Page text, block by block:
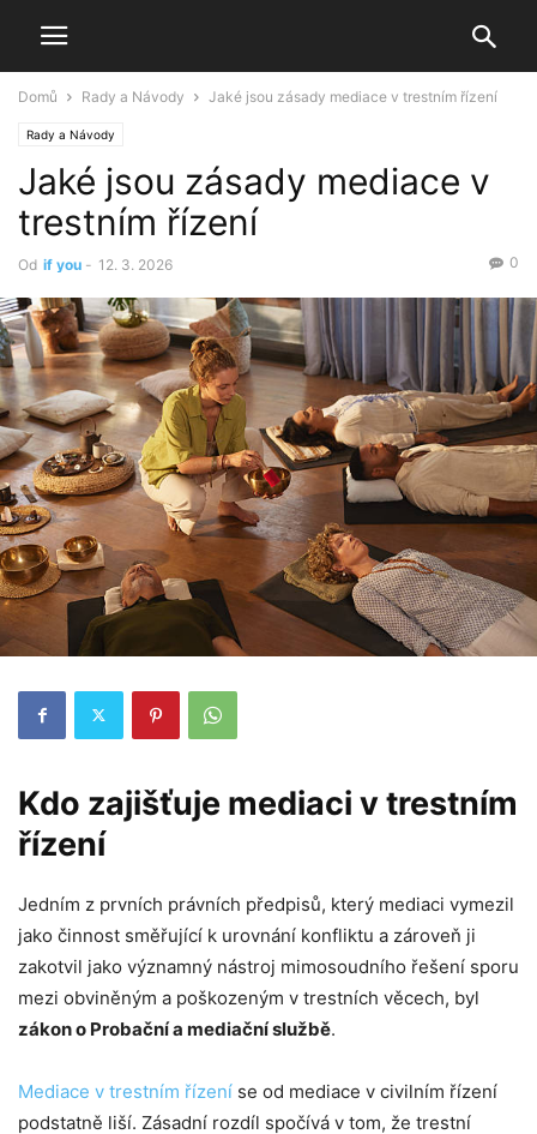
Domů Rady a Návody Jaké jsou zásady mediace v trestním řízení
Rady a Návody
Jaké jsou zásady mediace v
trestním řízení
Od if you - 12. 3. 2026 0
Kdo zajišťuje mediaci v trestním
řízení
Jedním z prvních právních předpisů, který mediaci vymezil
jako činnost směřující k urovnání konfliktu a zároveň ji
zakotvil jako významný nástroj mimosoudního řešení sporu
mezi obviněným a poškozeným v trestních věcech, byl
zákon o Probační a mediační službě.
Mediace v trestním řízení se od mediace v civilním řízení
podstatně liší. Zásadní rozdíl spočívá v tom, že trestní
Nezbytné
Tyto
soubory
volitelné.
Jsou
nezbytné
webových
stránek.
Statistiky
Abychom
mohli
zlepšovat
funkčnost
a
strukturu
základě
se